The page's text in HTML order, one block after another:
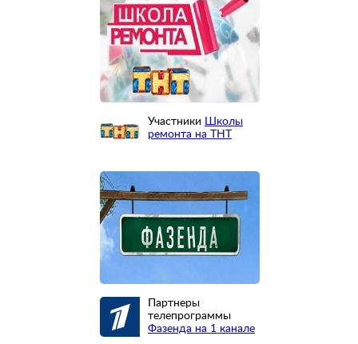
Участники Школы
ремонта на ТНТ
Партнеры
телепрограммы
Фазенда на 1 канале